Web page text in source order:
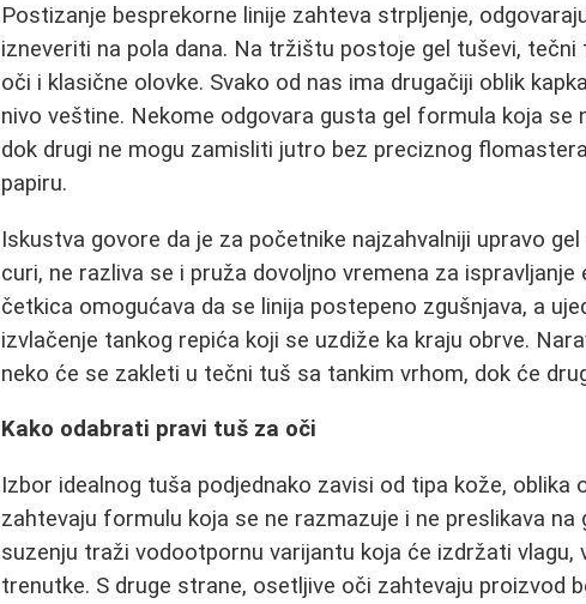
Postizanje besprekorne linije zahteva strpljenje,
izneveriti na pola dana. Na tržištu postoje gel tuševi,
oči i klasične olovke. Svako od nas ima drugačiji oblik
nivo veštine. Nekome odgovara gusta gel formula koja
dok drugi ne mogu zamisliti jutro bez preciznog
papiru.
Iskustva govore da je za početnike najzahvalniji upravo
curi, ne razliva se i pruža dovoljno vremena za ispravljanje
četkica omogućava da se linija postepeno zgušnjava, a
izvlačenje tankog repića koji se uzdiže ka kraju obrve.
neko će se zakleti u tečni tuš sa tankim vrhom, dok će
Kako odabrati pravi tuš za oči
Izbor idealnog tuša podjednako zavisi od tipa kože, oblika
zahtevaju formulu koja se ne razmazuje i ne preslikava na
suzenju traži vodootpornu varijantu koja će izdržati vlagu,
trenutke. S druge strane, osetljive oči zahtevaju proizvod